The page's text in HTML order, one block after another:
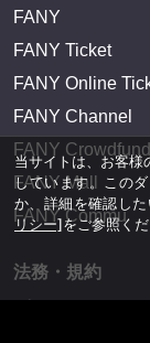
FANY
FANY Ticket
FANY Online
FANY Channel
FANY
FANY Mall
FANY Commu
法務・規約
当サイトは、お客
しています。この
か、詳細を確認した
リシー]をご参照くだ